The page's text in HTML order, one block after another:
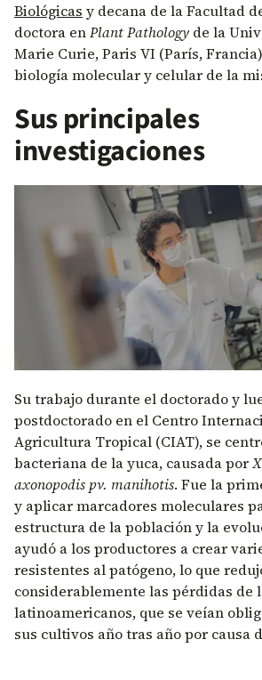
Biológicas y decana de la Facultad
doctora enPlant Pathology de la
Marie Curie, Paris VI (París,
biología molecular y celular de la
Sus principales
investigaciones
Su trabajo durante el doctorado y
postdoctorado en el Centro
Agricultura Tropical (CIAT), se
bacteriana de la yuca, causada por
axonopodis pv. manihotis. Fue la
y aplicar marcadores moleculares
estructura de la población y la
ayudó a los productores a crear
resistentes al patógeno, lo que
considerablemente las pérdidas de
latinoamericanos, que se veían
sus cultivos año tras año por causa